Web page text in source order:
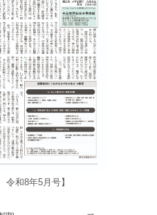
和8年5月号】